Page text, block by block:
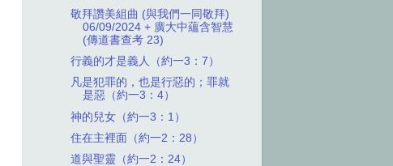
敬拜讚美組曲 (與我們一同敬拜)
06/09/2024 + 廣大中蘊含智慧
(傳道書查考 23)
行義的才是義人（約一3：7）
凡是犯罪的，也是行惡的；罪就
是惡（約一3：4）
神的兒女（約一3：1）
住在主裡面（約一2：28）
道與聖靈（約一2：24）